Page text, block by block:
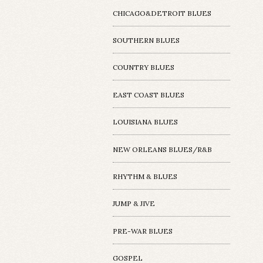
CHICAGO&DETROIT BLUES
SOUTHERN BLUES
COUNTRY BLUES
EAST COAST BLUES
LOUISIANA BLUES
NEW ORLEANS BLUES/R&B
RHYTHM & BLUES
JUMP & JIVE
PRE-WAR BLUES
GOSPEL